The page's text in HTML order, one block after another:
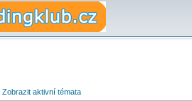
Zobrazit aktivní témata